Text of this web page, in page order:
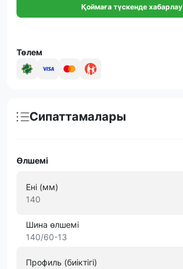
Қоймаға түскенде хабарлау
Төлем
Сипаттамалары
Өлшемі
Ені (мм)
140
Шина өлшемі
140/60-13
Профиль (биіктігі)